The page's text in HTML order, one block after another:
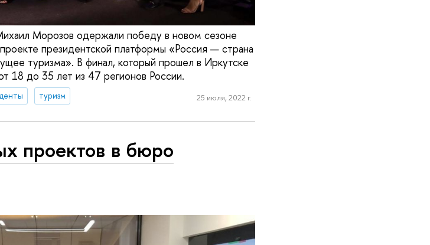
Морозов одержали победу в новом сезоне
президентской платформы «Россия — страна
туризма». В финал, который прошел в Иркутске
18 до 35 лет из 47 регионов России.
туризм 25 июля, 2022 г.
проектов в бюро